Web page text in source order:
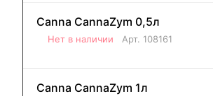
Canna CannaZym 0,5л
Нет в наличии Арт. 108161
Canna CannaZym 1л